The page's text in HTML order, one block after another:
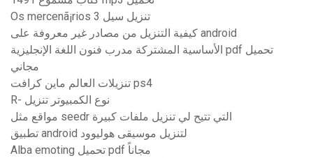
Os mercenã¡rios 3 تنزيل سيل
كيفية التنزيل من مصادر غير معروفة على android
الأساسية المشتركة مدرب فنون اللغة الإنجليزية pdf تحميل
مجاني
تنزيلات العالم ماين كرافت ps4
R- نوع الكمبيوتر تنزيل
مواقع مثل seedr التي تتيح لي تنزيل ملفات كبيرة
تطبيق android لتنزيل موسيقى هوليوود
Alba emoting تحميل pdf مجاناً